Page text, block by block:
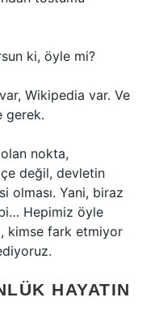
ki, öyle mi?
Wikipedia var. Ve
gerek.
nokta,
değil, devletin
olması. Yani, biraz
Hepimiz öyle
kimse fark etmiyor
HAYATIN